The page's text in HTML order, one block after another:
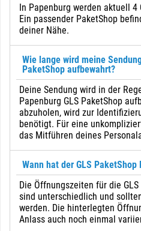
In Papenburg werden aktuell 4
Ein passender PaketShop
deiner Nähe.
Wie lange wird meine
PaketShop aufbewahrt?
Deine Sendung wird in der
Papenburg GLS PaketShop
abzuholen, wird zur
benötigt. Für eine
das Mitführen deines
Wann hat der GLS
Die Öffnungszeiten für die
sind unterschiedlich und
werden. Die hinterlegten
Anlass auch noch einmal